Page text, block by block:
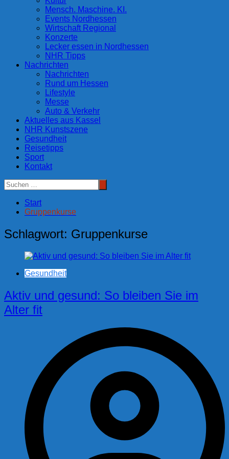
Mensch. Maschine. KI.
Events Nordhessen
Wirtschaft Regional
Konzerte
Lecker essen in Nordhessen
NHR Tipps
Nachrichten
Nachrichten
Rund um Hessen
Lifestyle
Messe
Auto & Verkehr
Aktuelles aus Kassel
NHR Kunstszene
Gesundheit
Reisetipps
Sport
Kontakt
Start
Gruppenkurse
Schlagwort: Gruppenkurse
Gesundheit
Aktiv und gesund: So bleiben Sie im
Alter fit